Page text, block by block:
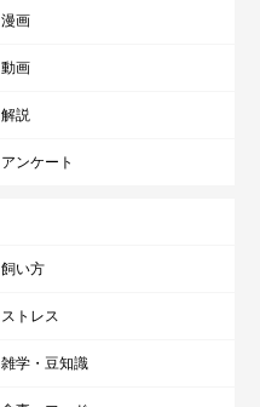
漫画
動画
解説
アンケート
飼い方
ストレス
雑学・豆知識